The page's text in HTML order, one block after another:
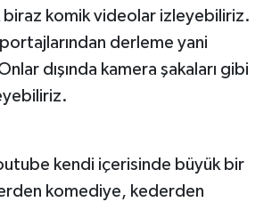
biraz komik videolar izleyebiliriz.
derleme yani
dışında kamera şakaları gibi
kendi içerisinde büyük bir
komediye, kederden